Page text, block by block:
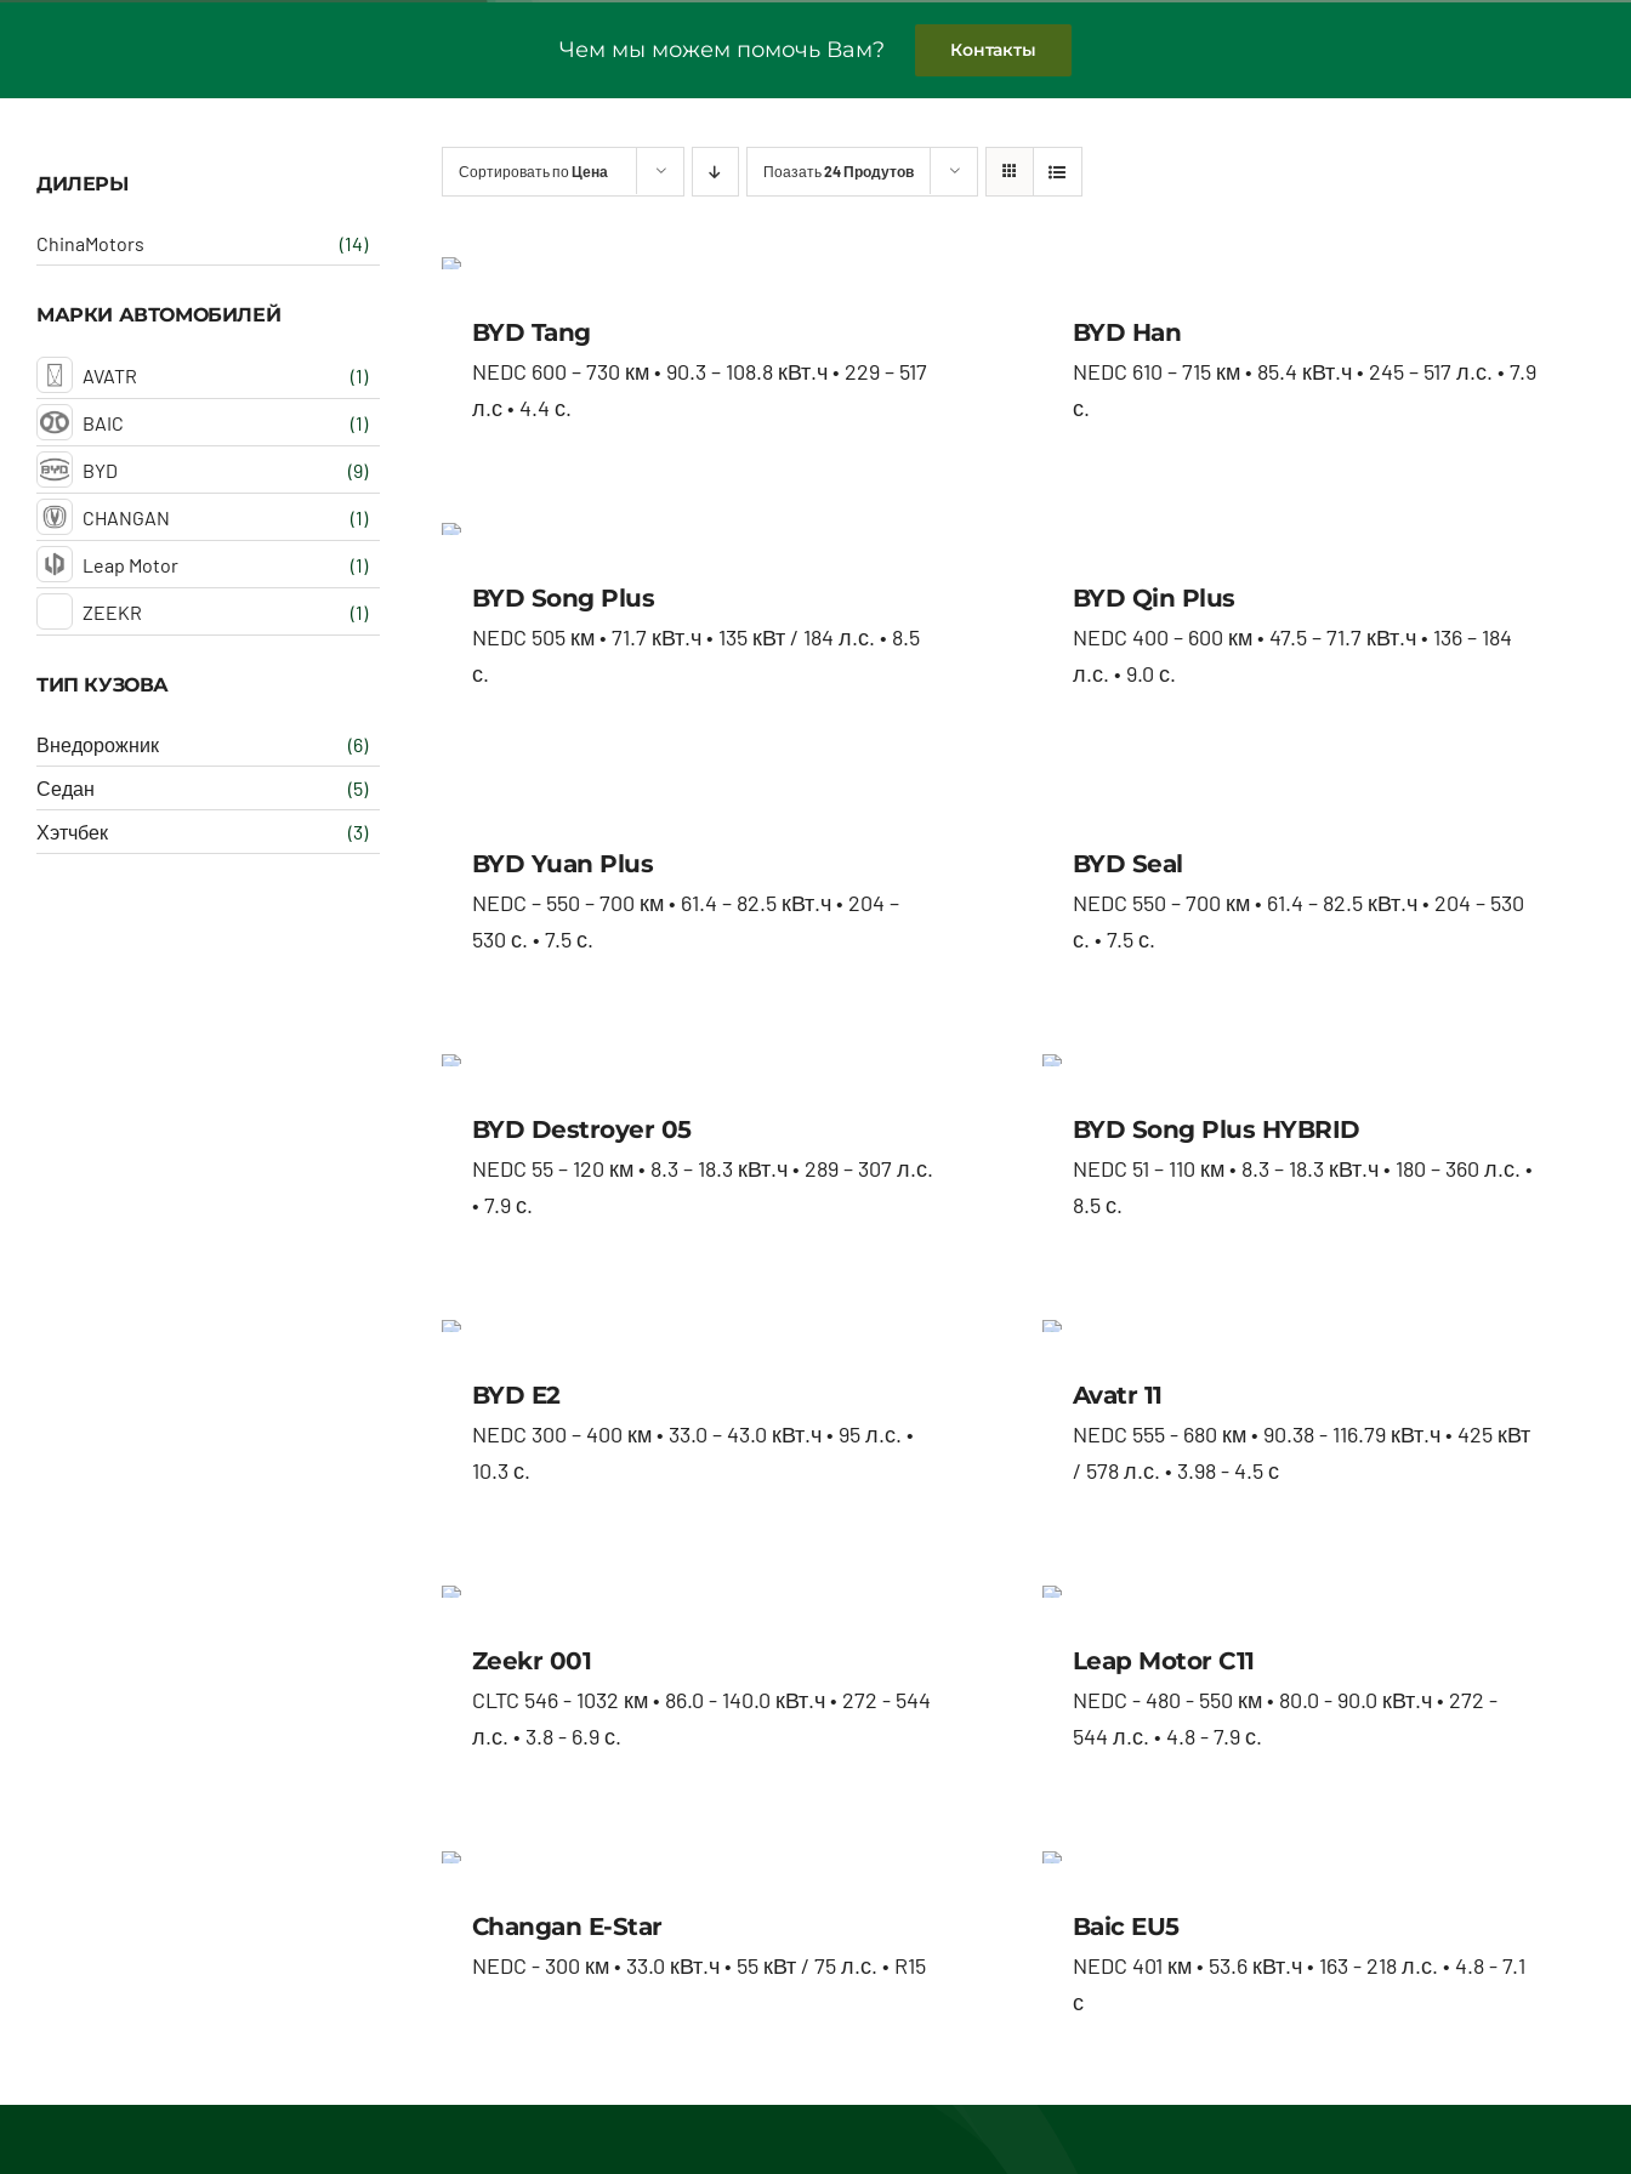
Чем мы можем помочь Вам? Контакты
ДИЛЕРЫ
ChinaMotors (14)
МАРКИ АВТОМОБИЛЕЙ
AVATR (1)
BAIC (1)
BYD (9)
CHANGAN (1)
Leap Motor (1)
ZEEKR (1)
ТИП КУЗОВА
Внедорожник
(6)
Седан
(5)
Хэтчбек
(3)
Сортировать поЦена Поазать24 Продутов
BYD Tang
NEDC 600 – 730 км • 90.3 – 108.8 кВт.ч • 229 – 517
л.с • 4.4 с.
BYD Han
NEDC 610 – 715 км • 85.4 кВт.ч • 245 – 517 л.с. • 7.9
с.
BYD Song Plus
NEDC 505 км • 71.7 кВт.ч • 135 кВт / 184 л.с. • 8.5
с.
BYD Qin Plus
NEDC 400 – 600 км • 47.5 – 71.7 кВт.ч • 136 – 184
л.с. • 9.0 с.
BYD Yuan Plus
NEDC – 550 – 700 км • 61.4 – 82.5 кВт.ч • 204 –
530 с. • 7.5 с.
BYD Seal
NEDC 550 – 700 км • 61.4 – 82.5 кВт.ч • 204 – 530
с. • 7.5 с.
BYD Destroyer 05
NEDC 55 – 120 км • 8.3 – 18.3 кВт.ч • 289 – 307 л.с.
• 7.9 с.
BYD Song Plus HYBRID
NEDC 51 – 110 км • 8.3 – 18.3 кВт.ч • 180 – 360 л.с. •
8.5 с.
BYD E2
NEDC 300 – 400 км • 33.0 – 43.0 кВт.ч • 95 л.с. •
10.3 с.
Avatr 11
NEDC 555 - 680 км • 90.38 - 116.79 кВт.ч • 425 кВт
/ 578 л.с. • 3.98 - 4.5 с
Zeekr 001
CLTC 546 - 1032 км • 86.0 - 140.0 кВт.ч • 272 - 544
л.с. • 3.8 - 6.9 с.
Leap Motor С11
NEDC - 480 - 550 км • 80.0 - 90.0 кВт.ч • 272 -
544 л.с. • 4.8 - 7.9 с.
Changan E-Star
NEDC - 300 км • 33.0 кВт.ч • 55 кВт / 75 л.с. • R15
Baic EU5
NEDC 401 км • 53.6 кВт.ч • 163 - 218 л.с. • 4.8 - 7.1
с